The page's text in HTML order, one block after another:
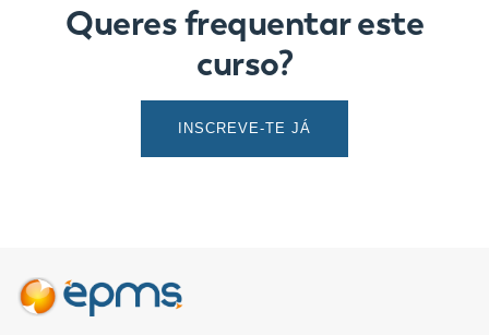
Queres frequentar este
curso?
INSCREVE-TE JÁ